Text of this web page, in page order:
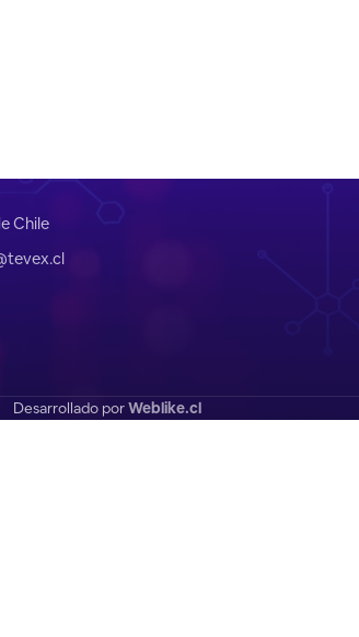
Chile
Desarrollado porWeblike.cl